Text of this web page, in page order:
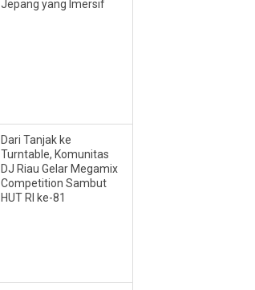
Jepang yang Imersif
Dari Tanjak ke
Turntable, Komunitas
DJ Riau Gelar Megamix
Competition Sambut
HUT RI ke-81